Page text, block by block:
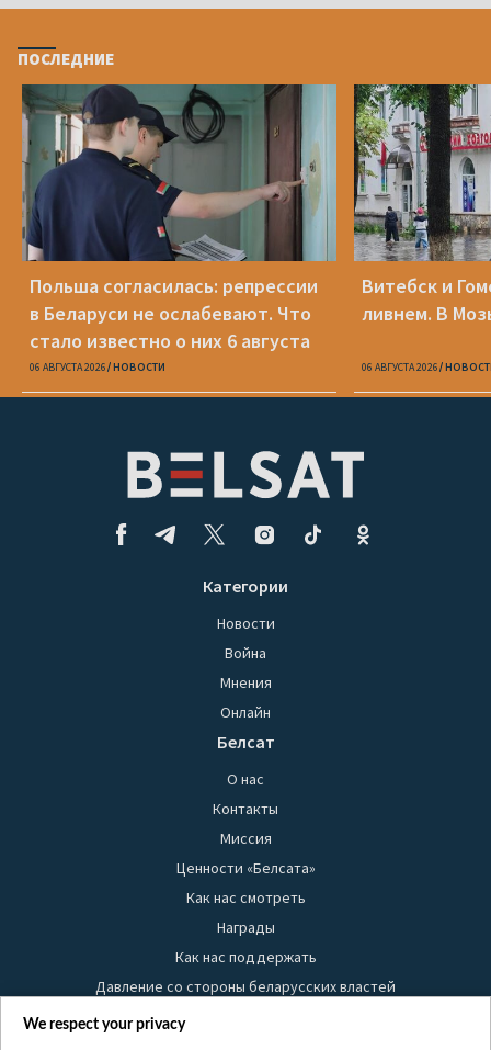
ПОСЛЕДНИЕ
Польша согласилась: репрессии
в Беларуси не ослабевают. Что
стало известно о них 6 августа
06 АВГУСТА 2026 НОВОСТИ
Витебск и
ливнем. В
06 АВГУСТА 2026
Категории
Новости
Война
Мнения
Онлайн
Белсат
О нас
Контакты
Миссия
Ценности «Белсата»
Как нас смотреть
Награды
Как нас поддержать
Давление со стороны беларусских властей
Правила использования материалов
We respect your privacy